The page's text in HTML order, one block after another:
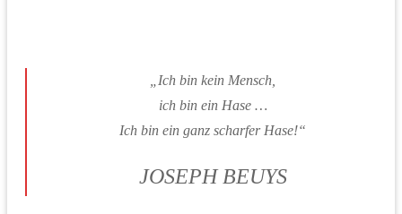
„Ich bin kein Mensch,
ich bin ein Hase …
Ich bin ein ganz scharfer Hase!“
JOSEPH BEUYS